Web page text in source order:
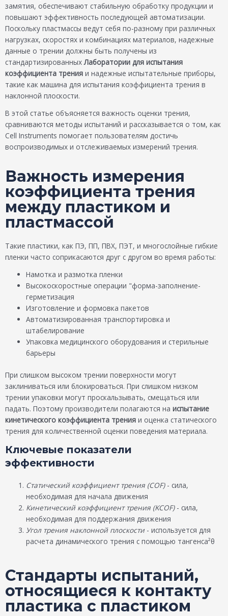
замятия, обеспечивают стабильную обработку продукции и
повышают эффективность последующей автоматизации.
Поскольку пластмассы ведут себя по-разному при различных
нагрузках, скоростях и комбинациях материалов, надежные
данные о трении должны быть получены из
стандартизированныхЛаборатории для испытания
коэффициента трения и надежные испытательные приборы,
такие как машина для испытания коэффициента трения в
наклонной плоскости.
В этой статье объясняется важность оценки трения,
сравниваются методы испытаний и рассказывается о том, как
Cell Instruments помогает пользователям достичь
воспроизводимых и отслеживаемых измерений трения.
Важность измерения
коэффициента трения
между пластиком и
пластмассой
Такие пластики, как ПЭ, ПП, ПВХ, ПЭТ, и многослойные гибкие
пленки часто соприкасаются друг с другом во время работы:
Намотка и размотка пленки
Высокоскоростные операции "форма-заполнение-
герметизация
Изготовление и формовка пакетов
Автоматизированная транспортировка и
штабелирование
Упаковка медицинского оборудования и стерильные
барьеры
При слишком высоком трении поверхности могут
заклиниваться или блокироваться. При слишком низком
трении упаковки могут проскальзывать, смещаться или
падать. Поэтому производители полагаются на испытание
кинетического коэффициента трения и оценка статического
трения для количественной оценки поведения материала.
Ключевые показатели
эффективности
Статический коэффициент трения (COF)- сила,
необходимая для начала движения
Кинетический коэффициент трения (KCOF)- сила,
необходимая для поддержания движения
Угол трения наклонной плоскости - используется для
расчета динамического трения с помощью тангенса²θ
Стандарты испытаний,
относящиеся к контакту
пластика с пластиком